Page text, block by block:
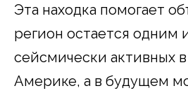
Эта находка помогает
регион остается одним
сейсмически активных
Америке, а в будущем